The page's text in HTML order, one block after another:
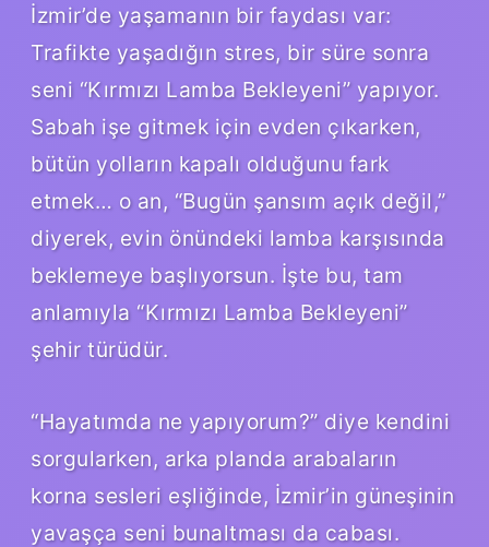
İzmir’de yaşamanın bir faydası var:
Trafikte yaşadığın stres, bir süre sonra
seni “Kırmızı Lamba Bekleyeni” yapıyor.
Sabah işe gitmek için evden çıkarken,
bütün yolların kapalı olduğunu fark
etmek… o an, “Bugün şansım açık değil,”
diyerek, evin önündeki lamba karşısında
beklemeye başlıyorsun. İşte bu, tam
anlamıyla “Kırmızı Lamba Bekleyeni”
şehir türüdür.
“Hayatımda ne yapıyorum?” diye kendini
sorgularken, arka planda arabaların
korna sesleri eşliğinde, İzmir’in güneşinin
yavaşça seni bunaltması da cabası.